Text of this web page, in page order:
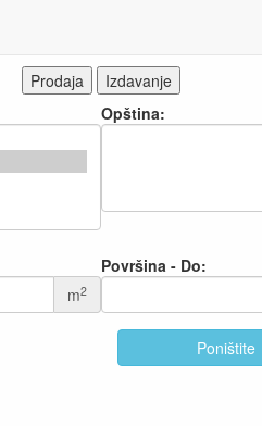
Prodaja
Izdavanje
Opština:
m2
Površina - Do:
Poništite